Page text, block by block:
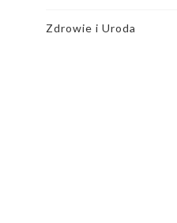
Zdrowie i Uroda